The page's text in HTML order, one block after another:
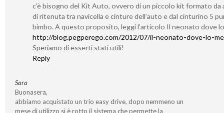
c’è bisogno del Kit Auto, ovvero di un piccolo kit formato da
di ritenuta tra navicella e cinture dell’auto e dal cinturino 5
bimbo. A questo proposito, leggi l’articolo Il neonato dove
http://blog.pegperego.com/2012/07/il-neonato-dove-lo-
Speriamo di esserti stati utili!
Reply
Sara
Buonasera,
abbiamo acquistato un trio easy drive, dopo nemmeno un
mese di utilizzo si è rotto il sistema che permette la